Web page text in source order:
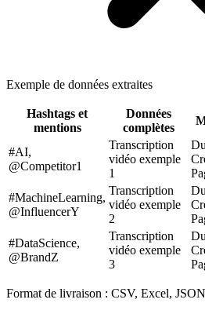
Exemple de données extraites
Hashtags et
mentions
Données
complètes
#AI,
@Competitor1
Transcription
vidéo exemple
1
#MachineLearning,
@InfluencerY
Transcription
vidéo exemple
2
#DataScience,
@BrandZ
Transcription
vidéo exemple
3
Format de livraison : CSV, Excel,